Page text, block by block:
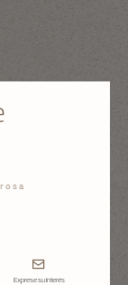
Exprese su interés